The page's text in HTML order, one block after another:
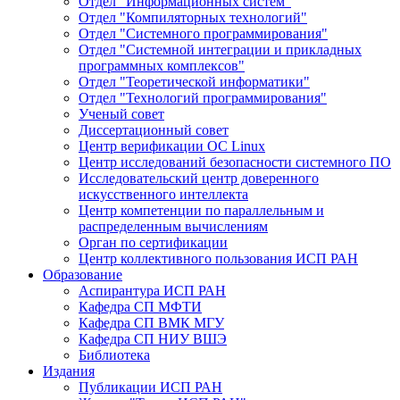
Отдел "Компиляторных технологий"
Отдел "Системного программирования"
Отдел "Системной интеграции и прикладных
программных комплексов"
Отдел "Теоретической информатики"
Отдел "Технологий программирования"
Ученый совет
Диссертационный совет
Центр верификации ОС Linux
Центр исследований безопасности системного ПО
Исследовательский центр доверенного
искусственного интеллекта
Центр компетенции по параллельным и
распределенным вычислениям
Орган по сертификации
Центр коллективного пользования ИСП РАН
Образование
Аспирантура ИСП РАН
Кафедра СП МФТИ
Кафедра СП ВМК МГУ
Кафедра СП НИУ ВШЭ
Библиотека
Издания
Публикации ИСП РАН